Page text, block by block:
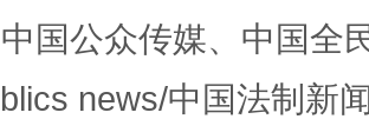
国公众传媒、中国全
news/中国法制新